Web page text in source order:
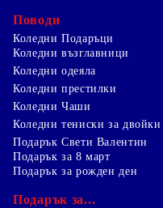
Поводи
Коледни Подаръци
Коледни възглавници
Коледни одеяла
Коледни престилки
Коледни Чаши
Коледни тениски за двойки
Подарък Свети Валентин
Подарък за 8 март
Подарък за рожден ден
Подарък за...